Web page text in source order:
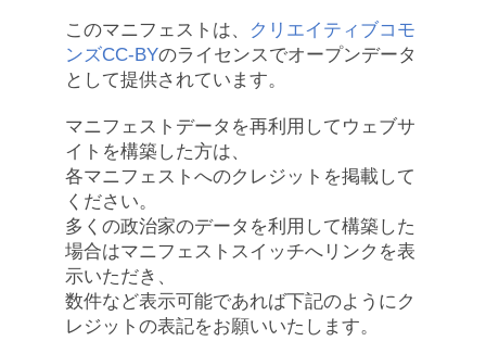
このマニフェストは、
クリエイティブコモ
ンズCC-BYのライセンスでオープンデータ
として提供されています。
マニフェストデータを再利用してウェブサ
イトを構築した方は、
各マニフェストへのクレジットを掲載して
ください。
多くの政治家のデータを利用して構築した
場合はマニフェストスイッチへリンクを表
示いただき、
数件など表示可能であれば下記のようにク
レジットの表記をお願いいたします。